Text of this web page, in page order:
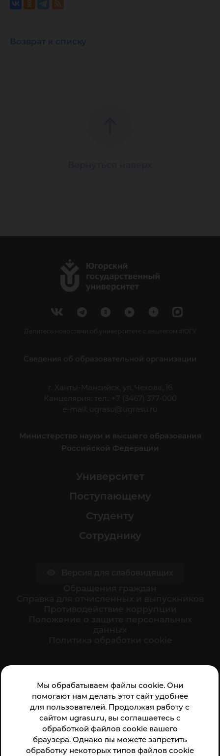
Мы обрабатываем файлы cookie. Они
помогают нам делать этот сайт удобнее
для пользователей. Продолжая работу с
сайтом ugrasu.ru, вы соглашаетесь с
обработкой файлов cookie вашего
браузера. Однако вы можете запретить
обработку некоторых типов файлов cookie
Возврат к списку
Делитесь новостями об университете с хештегом #ЮГУ
Сведения об образовательной организации
г. Ханты-Мансийск, ул. Чехова, 16
Канцелярия: тел.: +7 (3467) 377-000
e-mail:
ugrasu@ugrasu.ru
Министерство науки и высшего образования
Российской Федерации
Университет
Поступающему
Студенту
Сотруднику
организации:
Анкета доступна по QR-коду, а так же по прямой